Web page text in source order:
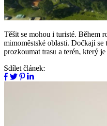
Těšit se mohou i turisté. Během
mimoměstské oblasti. Dočkají se
prozkoumat trasu a terén, který je
Sdílet článek: